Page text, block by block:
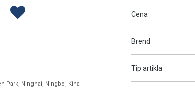
Park, Ninghai, Ningbo, Kina
Cena
Brend
Tip artikla